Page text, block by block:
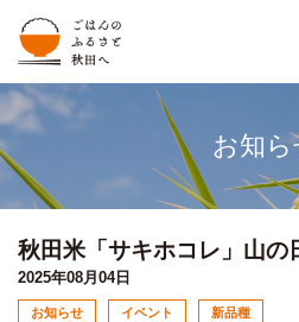
お知ら
秋田米「サキホコレ」山の
2025年08月04日
お知らせ イベント 新品種